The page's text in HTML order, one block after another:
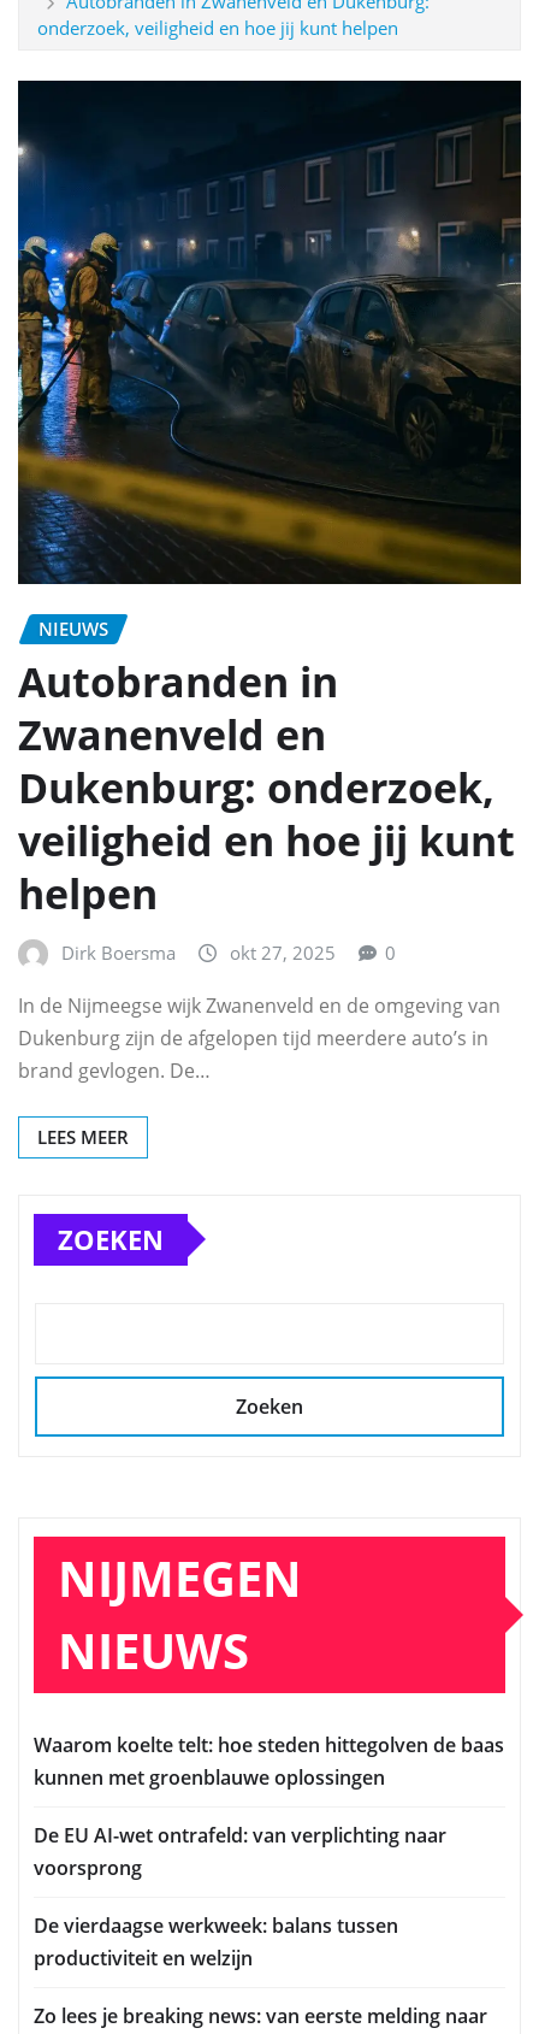
onderzoek, veiligheid en hoe jij kunt helpen
NIEUWS
Autobranden in
Zwanenveld en
Dukenburg: onderzoek,
veiligheid en hoe jij kunt
helpen
Dirk Boersma okt 27, 2025 0
In de Nijmeegse wijk Zwanenveld en de omgeving van
Dukenburg zijn de afgelopen tijd meerdere auto’s in
brand gevlogen. De…
LEES MEER
ZOEKEN
Zoeken
NIJMEGEN
NIEUWS
Waarom koelte telt: hoe steden hittegolven de baas
kunnen met groenblauwe oplossingen
De EU AI-wet ontrafeld: van verplichting naar
voorsprong
De vierdaagse werkweek: balans tussen
productiviteit en welzijn
Zo lees je breaking news: van eerste melding naar